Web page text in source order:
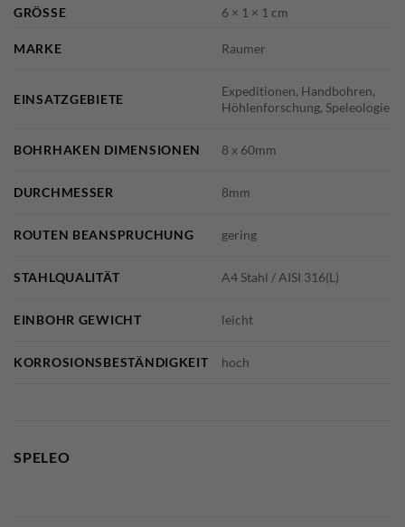
GRÖSSE
6 × 1 × 1 cm
MARKE Raumer
EINSATZGEBIETE
Expeditionen, Handbohren,
Höhlenforschung, Speleologie
BOHRHAKEN DIMENSIONEN 8 x 60mm
DURCHMESSER 8mm
ROUTEN BEANSPRUCHUNG gering
STAHLQUALITÄT A4 Stahl / AISI 316(L)
EINBOHR GEWICHT leicht
KORROSIONSBESTÄNDIGKEIT hoch
SPELEO